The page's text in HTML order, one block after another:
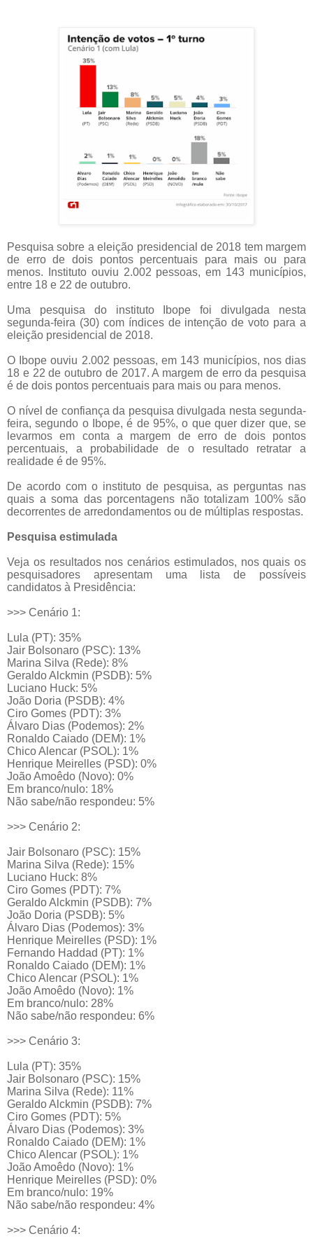
Pesquisa sobre a eleição presidencial de 2018 tem margem
de erro de dois pontos percentuais para mais ou para
menos. Instituto ouviu 2.002 pessoas, em 143 municípios,
entre 18 e 22 de outubro.
Uma pesquisa do instituto Ibope foi divulgada nesta
segunda-feira (30) com índices de intenção de voto para a
eleição presidencial de 2018.
O Ibope ouviu 2.002 pessoas, em 143 municípios, nos dias
18 e 22 de outubro de 2017. A margem de erro da pesquisa
é de dois pontos percentuais para mais ou para menos.
O nível de confiança da pesquisa divulgada nesta segunda-
feira, segundo o Ibope, é de 95%, o que quer dizer que, se
levarmos em conta a margem de erro de dois pontos
percentuais, a probabilidade de o resultado retratar a
realidade é de 95%.
De acordo com o instituto de pesquisa, as perguntas nas
quais a soma das porcentagens não totalizam 100% são
decorrentes de arredondamentos ou de múltiplas respostas.
Pesquisa estimulada
Veja os resultados nos cenários estimulados, nos quais os
pesquisadores apresentam uma lista de possíveis
candidatos à Presidência:
>>> Cenário 1:
Lula (PT): 35%
Jair Bolsonaro (PSC): 13%
Marina Silva (Rede): 8%
Geraldo Alckmin (PSDB): 5%
Luciano Huck: 5%
João Doria (PSDB): 4%
Ciro Gomes (PDT): 3%
Álvaro Dias (Podemos): 2%
Ronaldo Caiado (DEM): 1%
Chico Alencar (PSOL): 1%
Henrique Meirelles (PSD): 0%
João Amoêdo (Novo): 0%
Em branco/nulo: 18%
Não sabe/não respondeu: 5%
>>> Cenário 2:
Jair Bolsonaro (PSC): 15%
Marina Silva (Rede): 15%
Luciano Huck: 8%
Ciro Gomes (PDT): 7%
Geraldo Alckmin (PSDB): 7%
João Doria (PSDB): 5%
Álvaro Dias (Podemos): 3%
Henrique Meirelles (PSD): 1%
Fernando Haddad (PT): 1%
Ronaldo Caiado (DEM): 1%
Chico Alencar (PSOL): 1%
João Amoêdo (Novo): 1%
Em branco/nulo: 28%
Não sabe/não respondeu: 6%
>>> Cenário 3:
Lula (PT): 35%
Jair Bolsonaro (PSC): 15%
Marina Silva (Rede): 11%
Geraldo Alckmin (PSDB): 7%
Ciro Gomes (PDT): 5%
Álvaro Dias (Podemos): 3%
Ronaldo Caiado (DEM): 1%
Chico Alencar (PSOL): 1%
João Amoêdo (Novo): 1%
Henrique Meirelles (PSD): 0%
Em branco/nulo: 19%
Não sabe/não respondeu: 4%
>>> Cenário 4: